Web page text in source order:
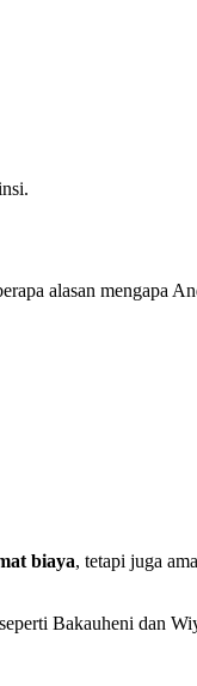
alasan mengapa
biaya, tetapi juga
Bakauheni dan